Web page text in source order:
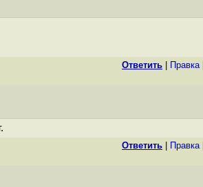
Ответить Правка|
Ответить Правка|